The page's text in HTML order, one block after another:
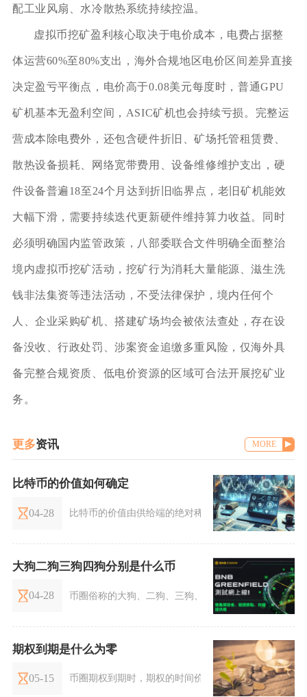
配工业风扇、水冷散热系统持续控温。
虚拟币挖矿盈利核心取决于电价成本，电费占据整
体运营60%至80%支出，海外合规地区电价区间差异直接
决定盈亏平衡点，电价高于0.08美元每度时，普通GPU
矿机基本无盈利空间，ASIC矿机也会持续亏损。完整运
营成本除电费外，还包含硬件折旧、矿场托管租赁费、
散热设备损耗、网络宽带费用、设备维修维护支出，硬
件设备普遍18至24个月达到折旧临界点，老旧矿机能效
大幅下滑，需要持续迭代更新硬件维持算力收益。同时
必须明确国内监管政策，八部委联合文件明确全面整治
境内虚拟币挖矿活动，挖矿行为消耗大量能源、滋生洗
钱非法集资等违法活动，不受法律保护，境内任何个
人、企业采购矿机、搭建矿场均会被依法查处，存在设
备没收、行政处罚、涉案资金追缴多重风险，仅海外具
备完整合规资质、低电价资源的区域可合法开展挖矿业
务。
更多资讯 MORE
比特币的价值如何确定
04-28 比特币的价值由供给端的绝对稀缺性、全球共识与网络
大狗二狗三狗四狗分别是什么币
04-28 币圈俗称的大狗、二狗、三狗、四狗，分别对应狗狗币
期权到期是什么为零
05-15 币圈期权到期时，期权的时间价值必然归零，虚值期权